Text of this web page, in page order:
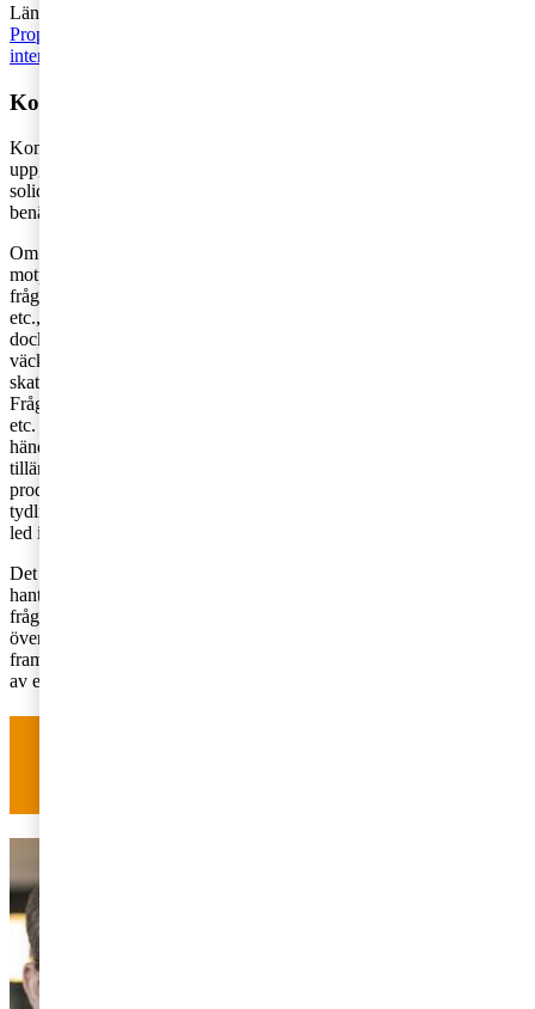
Länk till förslaget:
Proposal for a COUNCIL REGULATION on an emergency
intervention to address high energy prices
Kommentar
Kommissionen kallar den pålaga som EU:s energiministrar enligt
uppgift ska ta ställning till den 30 september för ett
solidaritetsbidrag. Enligt svensk konstitutionell rätt har dock
benämningen inte betydelse för den rättsliga statusen av en pålaga.
Om det är fråga om ett tvångsbidrag till staten, utan direkt
motprestation är det enligt svensk rätt fråga om en skatt. Samma
frågor som Tax matters tidigare tagit upp, om beredning, formkrav,
etc., gör sig därför gällande även avseende denna åtgärd. Pålagan är
dock konstruerad som en förhöjd bolagsskatt på vissa sektorer, vilket
väcker nya frågor. Vinsten ska fastställas enligt nationella
skatteregler, något som kan bidra till olika tillämpning i unionen.
Frågan uppkommer också hur inrullade underskott, koncernbidrag,
etc. ska hanteras. Eftersom skatten ska beräknas på redan inträffade
händelser under 2022 kan retroaktivitetsförbudet i grundlagen bli
tillämpligt. Vidare verkar tanken vara att träffa företag uppströms i
produktionskedjan, men frågan är om definitionen är tillräcklig
tydlig och om skatten ändå inte kommer att läggas på priset i senare
led i värdekedjan.
Det kommer bli intressant att följa hur den nya regeringen kommer
hantera mötet i Bryssel den 30 september nu när konstitutionella
frågor och betänkligheter om energisäkerhet har rests av
övergångsregeringen. Regeringens ståndpunkt är något försiktigt
framförd då Sverige brukar ha stora invändningar mot uppluckringar
av enhällighetskravet för EU-skattelagstiftning.